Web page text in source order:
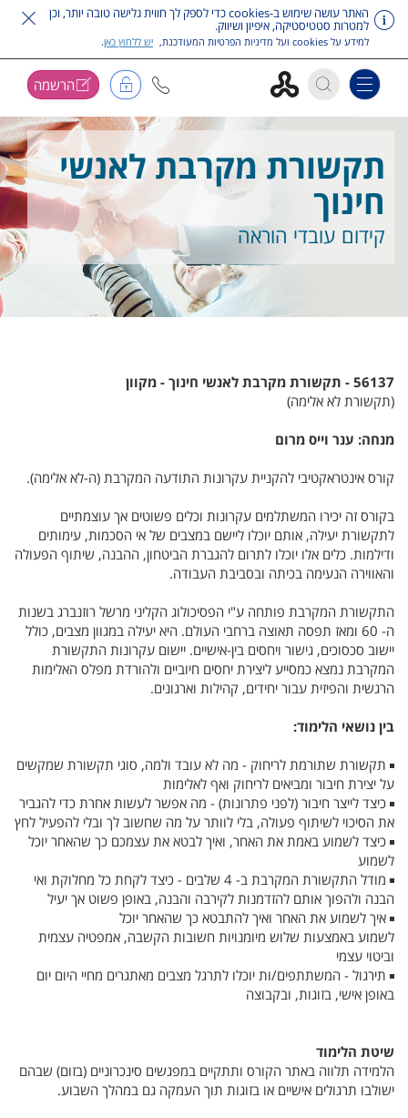
האתר עושה שימוש ב-cookies כדי לספק לך חווית גלישה טובה יותר, וכן
למטרות סטטיסטיקה, איפיון ושיווק.
למידע על cookies ועל מדיניות הפרטיות המעודכנת, יש ללחוץ כאן.
Toggle navigation הרשמה
תקשורת מקרבת לאנשי
חינוך
קידום עובדי הוראה
56137 - תקשורת מקרבת לאנשי חינוך
- מקוון
(תקשורת לא אלימה)
מנחה: ענר וייס מרום
קורס אינטראקטיבי להקניית עקרונות התודעה המקרבת (ה-לא אלימה).
בקורס זה יכירו המשתלמים עקרונות וכלים פשוטים אך עוצמתיים
לתקשורת יעילה, אותם יוכלו ליישם במצבים של אי הסכמות, עימותים
ודילמות. כלים אלו יוכלו לתרום להגברת הביטחון, ההבנה, שיתוף הפעולה
והאווירה הנעימה בכיתה ובסביבת העבודה.
התקשורת המקרבת פותחה ע"י הפסיכולוג הקליני מרשל רוזנברג בשנות
ה- 60 ומאז תפסה תאוצה ברחבי העולם. היא יעילה במגוון מצבים, כולל
יישוב סכסוכים, גישור ויחסים בין-אישיים. יישום עקרונות התקשורת
המקרבת נמצא כמסייע ליצירת יחסים חיוביים ולהורדת מפלס האלימות
הרגשית והפיזית עבור יחידים, קהילות וארגונים.
בין נושאי הלימוד:
◾ תקשורת שתורמת לריחוק - מה לא עובד ולמה, סוגי תקשורת שמקשים
על יצירת חיבור ומביאים לריחוק ואף לאלימות
◾ כיצד לייצר חיבור (לפני פתרונות) - מה אפשר לעשות אחרת כדי להגביר
את הסיכוי לשיתוף פעולה, בלי לוותר על מה שחשוב לך ובלי להפעיל לחץ
◾ כיצד לשמוע באמת את האחר, ואיך לבטא את עצמכם כך שהאחר יוכל
לשמוע
◾ מודל התקשורת המקרבת ב- 4 שלבים -
כיצד לקחת כל מחלוקת ואי
הבנה ולהפוך אותם להזדמנות לקירבה והבנה, באופן פשוט אך יעיל
◾ איך לשמוע את האחר ואיך להתבטא כך שהאחר יוכל
לשמוע באמצעות שלוש מיומנויות חשובות הקשבה, אמפטיה עצמית
וביטוי עצמי
◾ תירגול - המשתתפים/ות יוכלו לתרגל מצבים מאתגרים מחיי היום יום
באופן אישי, בזוגות, ובקבוצה
שיטת הלימוד
הלמידה תלווה באתר הקורס ותתקיים במפגשים סינכרוניים (בזום) שבהם
ישולבו תרגולים אישיים או בזוגות תוך העמקה גם במהלך השבוע.